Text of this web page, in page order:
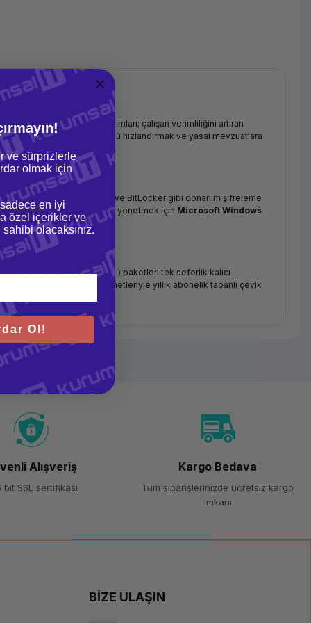
dünyada yazılım yatırımları; çalışan verimliliğini artıran
dijital dönüşümünü hızlandırmak ve yasal mevzuatlara
(Domain) bağlantısı ve BitLocker gibi donanım şifreleme
ve sanal makinelerinizi yönetmek için Microsoft Windows
(Ev ve İş / Profesyonel) paketleri tek seferlik kalıcı
konferans (Teams) hizmetleriyle yıllık abonelik tabanlı çevik
anında destek verebilmesi için kurumsal uzak bağlantı
ve dosya transferi yeteneği sunarak IT destek maliyetlerini
merkezi konsoldan yönetebileceğiniz kurumsal Uç Nokta
ağına sızmaya çalışan zararlı yazılımlar anında engellenir ve
Alışveriş
bit SSL sertifikası
Kargo Bedava
Tüm siparişlerinizde ücretsiz kargo
imkanı
BİZE ULAŞIN
ve sürprizlerle
olmak için
en iyi
özel içerikler ve
olacaksınız.
Ol!